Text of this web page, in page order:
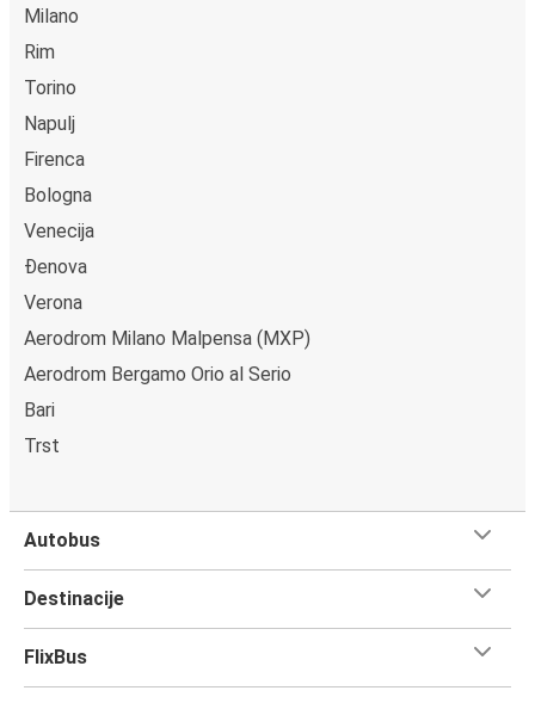
Milano
Rim
Torino
Napulj
Firenca
Bologna
Venecija
Đenova
Verona
Aerodrom Milano Malpensa (MXP)
Aerodrom Bergamo Orio al Serio
Bari
Trst
Autobus
Destinacije
FlixBus